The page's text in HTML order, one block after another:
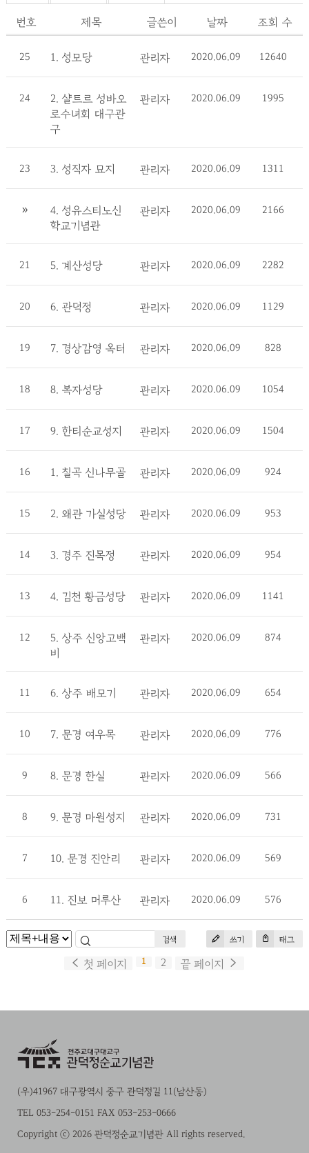
번호 제목 글쓴이 날짜 조회 수
25 1. 성모당 관리자 2020.06.09 12640
24
2. 샬트르 성바오
로수녀회 대구관
구
관리자 2020.06.09 1995
23 3. 성직자 묘지 관리자 2020.06.09 1311
»
4. 성유스티노신
학교기념관
관리자 2020.06.09 2166
21 5. 계산성당 관리자 2020.06.09 2282
20 6. 관덕정 관리자 2020.06.09 1129
19 7. 경상감영 옥터 관리자 2020.06.09 828
18 8. 복자성당 관리자 2020.06.09 1054
17 9. 한티순교성지 관리자 2020.06.09 1504
16 1. 칠곡 신나무골 관리자 2020.06.09 924
15 2. 왜관 가실성당 관리자 2020.06.09 953
14 3. 경주 진목정 관리자 2020.06.09 954
13 4. 김천 황금성당 관리자 2020.06.09 1141
12
5. 상주 신앙고백
비
관리자 2020.06.09 874
11 6. 상주 배모기 관리자 2020.06.09 654
10 7. 문경 여우목 관리자 2020.06.09 776
9 8. 문경 한실 관리자 2020.06.09 566
8 9. 문경 마원성지 관리자 2020.06.09 731
7 10. 문경 진안리 관리자 2020.06.09 569
6 11. 진보 머루산 관리자 2020.06.09 576
쓰기 태그
검색
첫 페이지 1 2 끝 페이지
(우)41967 대구광역시 중구 관덕정길 11(남산동)
TEL 053-254-0151 FAX 053-253-0666
Copyright ⓒ 2026 관덕정순교기념관 All rights reserved.